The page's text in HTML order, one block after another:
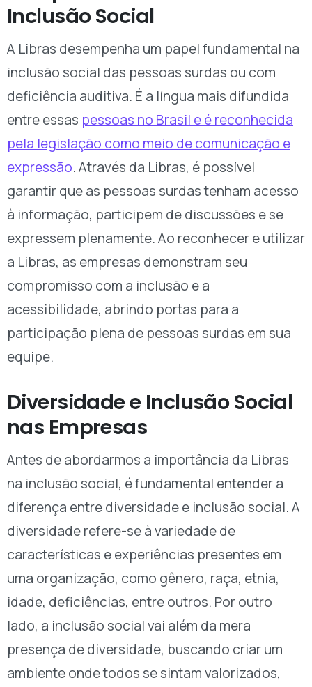
Inclusão Social
A Libras desempenha um papel fundamental na
inclusão social das pessoas surdas ou com
deficiência auditiva. É a língua mais difundida
entre essas pessoas no Brasil e é reconhecida
pela legislação como meio de comunicação e
expressão. Através da Libras, é possível
garantir que as pessoas surdas tenham acesso
à informação, participem de discussões e se
expressem plenamente. Ao reconhecer e utilizar
a Libras, as empresas demonstram seu
compromisso com a inclusão e a
acessibilidade, abrindo portas para a
participação plena de pessoas surdas em sua
equipe.
Diversidade e Inclusão Social
nas Empresas
Antes de abordarmos a importância da Libras
na inclusão social, é fundamental entender a
diferença entre diversidade e inclusão social. A
diversidade refere-se à variedade de
características e experiências presentes em
uma organização, como gênero, raça, etnia,
idade, deficiências, entre outros. Por outro
lado, a inclusão social vai além da mera
presença de diversidade, buscando criar um
ambiente onde todos se sintam valorizados,